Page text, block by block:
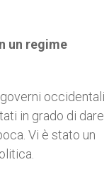
un regime
occidentali
in grado di dare
Vi è stato un